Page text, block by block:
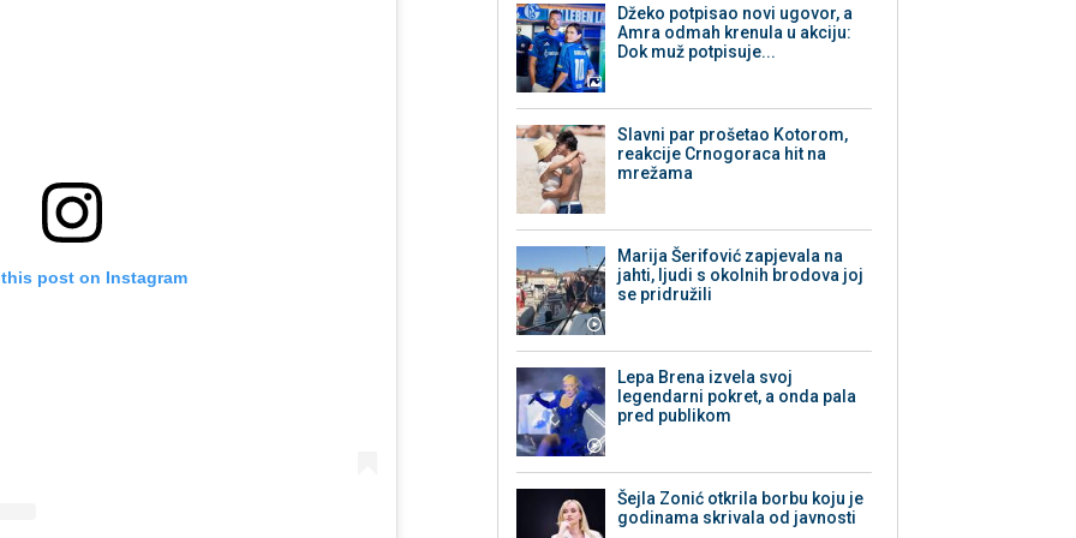
post on Instagram
Džeko potpisao novi ugovor, a
Amra odmah krenula u akciju:
Dok muž potpisuje...
Slavni par prošetao Kotorom,
reakcije Crnogoraca hit na
mrežama
Marija Šerifović zapjevala na
jahti, ljudi s okolnih brodova joj
se pridružili
Lepa Brena izvela svoj
legendarni pokret, a onda pala
pred publikom
Šejla Zonić otkrila borbu koju je
godinama skrivala od javnosti